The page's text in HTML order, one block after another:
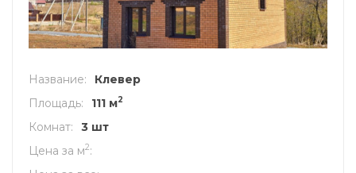
Название
Клевер
Площадь
111 м2
Комнат
3 шт
Цена за м2